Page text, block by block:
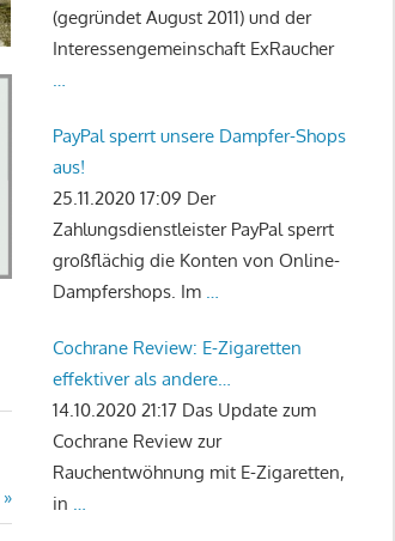
(gegründet August 2011) und der
Interessengemeinschaft ExRaucher
…
PayPal sperrt unsere Dampfer-Shops
aus!
25.11.2020 17:09 Der
Zahlungsdienstleister PayPal sperrt
großflächig die Konten von Online-
Dampfershops. Im …
Cochrane Review: E-Zigaretten
effektiver als andere
Rauchentwöhnungstherapien
14.10.2020 21:17 Das Update zum
Cochrane Review zur
Rauchentwöhnung mit E-Zigaretten,
in …